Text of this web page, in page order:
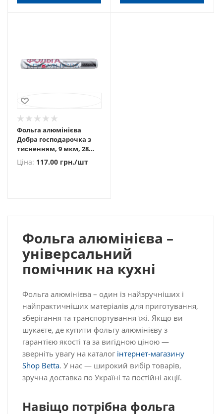
Фольга алюмінієва
Добра господарочка з
тисненням, 9 мкм, 28
см×10 м
Ціна: 117.00 грн./шт
Фольга алюмінієва –
універсальний
помічник на кухні
Фольга алюмінієва – один із найзручніших і
найпрактичніших матеріалів для приготування,
зберігання та транспортування їжі. Якщо ви
шукаєте, де купити фольгу алюмінієву з
гарантією якості та за вигідною ціною —
зверніть увагу на каталог інтернет-магазину
Shop Betta. У нас — широкий вибір товарів,
зручна доставка по Україні та постійні акції.
Навіщо потрібна фольга